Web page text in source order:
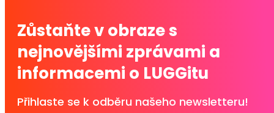
Zůstaňte v obraze s
nejnovějšími zprávami a
informacemi o LUGGitu
Přihlaste se k odběru našeho newsletteru!